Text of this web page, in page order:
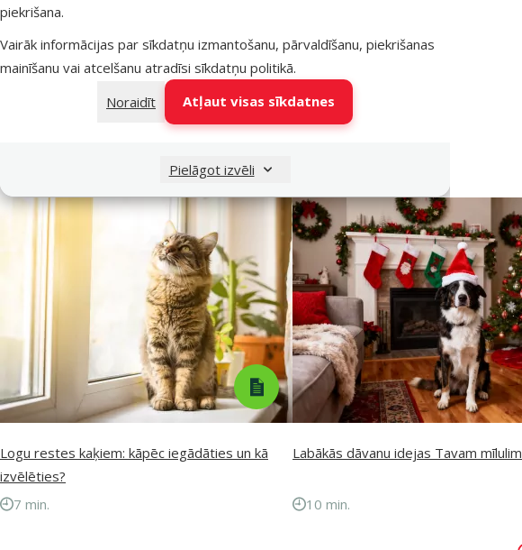
piekrišana.
Vairāk informācijas par sīkdatņu izmantošanu, pārvaldīšanu, piekrišanas
mainīšanu vai atcelšanu atradīsi sīkdatņu politikā.
Noraidīt
Atļaut visas sīkdatnes
Pielāgot izvēli
Guļvietas tips
Guļvietas forma
Taisnstūra
Garums
60 cm
5060319932602
Logu restes kaķiem: kāpēc iegādāties un kā
izvēlēties?
7 min.
Labākās dāvanu idejas Tavam mīlulim
10 min.